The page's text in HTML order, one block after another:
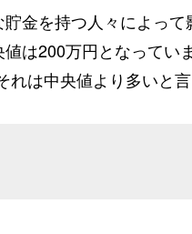
金を持つ人々によっ
は200万円となってい
は中央値より多いと言